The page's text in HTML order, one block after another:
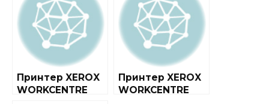
Принтер XEROX
WORKCENTRE
Принтер XEROX
WORKCENTRE